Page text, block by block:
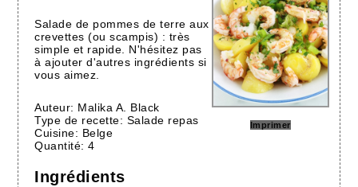
Imprimer
Salade de pommes de terre aux
crevettes (ou scampis) : très
simple et rapide. N'hésitez pas
à ajouter d'autres ingrédients si
vous aimez.
Auteur: Malika A. Black
Type de recette: Salade repas
Cuisine: Belge
Quantité:4
Ingrédients